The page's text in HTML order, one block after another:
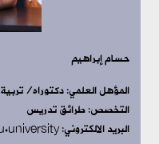
حسام إبراهيم
المؤهل العلمي: دكتوراه/تربية
التخصص: طرائق تدريس
البريد الالكتروني: Info@iru.university